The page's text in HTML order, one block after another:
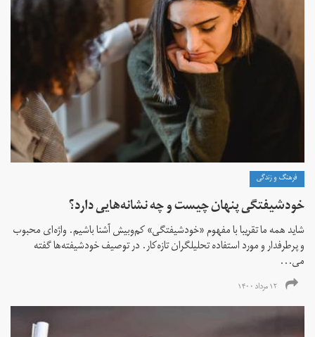
فرهنگ و زندگی
خودشیفتگی پنهان چیست و چه نشانه‌هایی دارد؟
شاید همه ما تقریبا با مفهوم «خودشیفتگی» کم‌و‌بیش آشنا باشیم. واژه‌ای محبوب
و پرطرفدار و مورد استفاده تحلیلگران تازه‌کار. در توصیف خودشیفته‌ها گفته
می...
۱۲ مرداد ۱۴۰۰